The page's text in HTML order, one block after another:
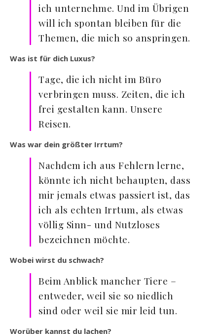
ich unternehme. Und im Übrigen
will ich spontan bleiben für die
Themen, die mich so anspringen.
Was ist für dich Luxus?
Tage, die ich nicht im Büro
verbringen muss. Zeiten, die ich
frei gestalten kann. Unsere
Reisen.
Was war dein größter Irrtum?
Nachdem ich aus Fehlern lerne,
könnte ich nicht behaupten, dass
mir jemals etwas passiert ist, das
ich als echten Irrtum, als etwas
völlig Sinn- und Nutzloses
bezeichnen möchte.
Wobei wirst du schwach?
Beim Anblick mancher Tiere –
entweder, weil sie so niedlich
sind oder weil sie mir leid tun.
Worüber kannst du lachen?